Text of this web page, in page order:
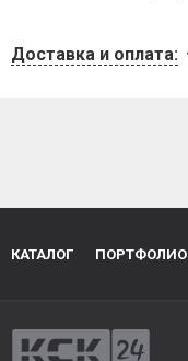
Доставка и оплата:
КАТАЛОГ ПОРТФОЛИО